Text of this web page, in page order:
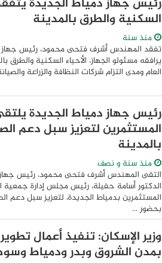
السكنية والطرق بالمدينة
منذ سنة
تفقد المهندس أشرف فتحى محمود، رئيس جهاز
يرافقه مسئولو الجهاز، الأحياء السكنية والطرق
العام ومدى التزام شركات النظافة والزراعة
رئيس جهاز دمياط الجديدة
المستثمرين لتعزيز سبل دعم
بالمدينة
منذ سنة و نصف
التقى المهندس أشرف فتحى محمود، رئيس جهاز
الدكتور أسامة حفيلة، رئيس مجلس إدارة
المستثمرين بدمياط الجديدة، لتعزيز سبل دعم
بحضور ...
وزير الإسكان: تنفيذ أعمال
بمدن الشروق وبدر ودمياط